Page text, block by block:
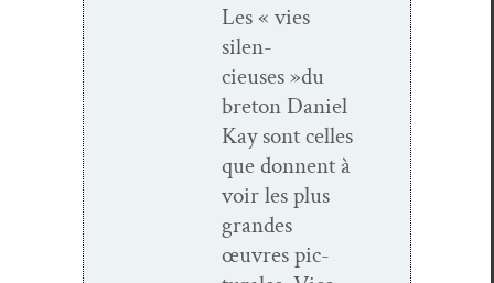
Les « vies
silen­
cieuses »du
bre­ton Daniel
Kay sont celles
que don­nent à
voir les plus
grandes
œuvres pic­